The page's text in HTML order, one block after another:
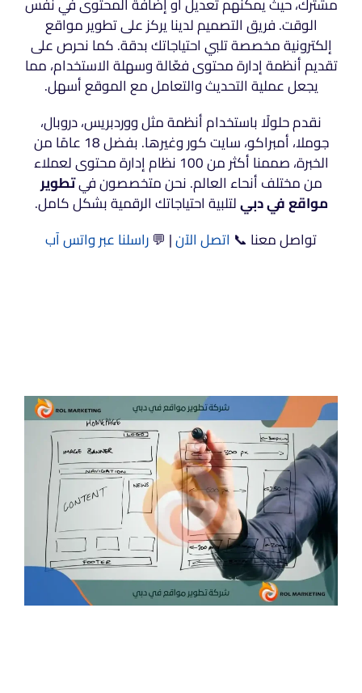
الوقت. فريق التصميم لدينا يركز على تطوير مواقع
إلكترونية مخصصة تلبي احتياجاتك بدقة. كما نحرص على
تقديم أنظمة إدارة محتوى فعّالة وسهلة الاستخدام، مما
يجعل عملية التحديث والتعامل مع الموقع أسهل.
نقدم حلولًا باستخدام أنظمة مثل ووردبريس، دروبال،
جوملا، أمبراكو، سايت كور وغيرها. بفضل 18 عامًا من
الخبرة، صممنا أكثر من 100 نظام إدارة محتوى لعملاء
من مختلف أنحاء العالم. نحن متخصصون فيتطوير
مواقع في دبيلتلبية احتياجاتك الرقمية بشكل كامل.
تواصل معنا 📞 اتصل الآن| 💬راسلنا عبر واتس آب